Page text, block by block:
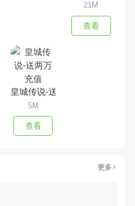
21M
查看
折商城版
皇城传说-送两万充值
5M
查看
更多